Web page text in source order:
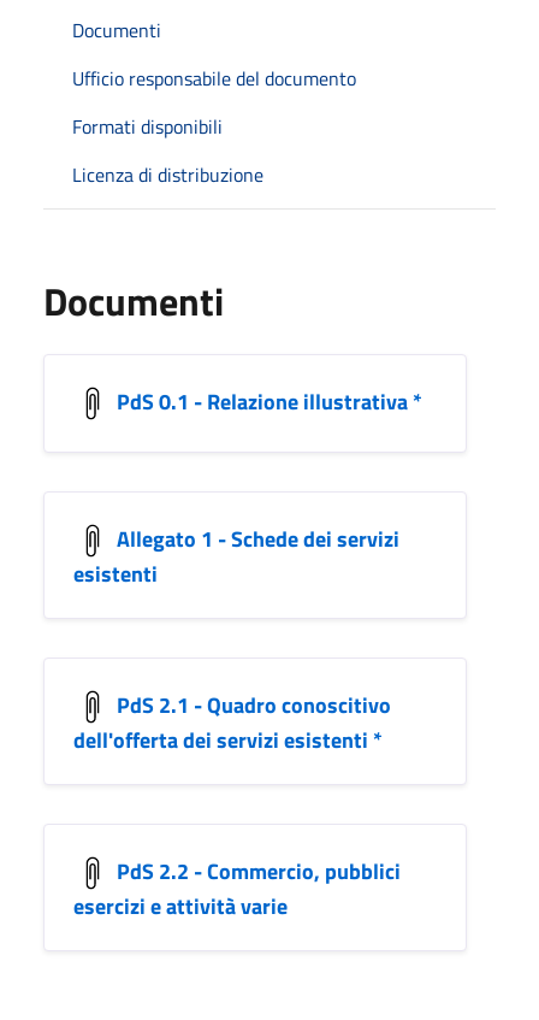
Documenti
Ufficio responsabile del documento
Formati disponibili
Licenza di distribuzione
Documenti
PdS 0.1 - Relazione illustrativa *
Allegato 1 - Schede dei servizi
esistenti
PdS 2.1 - Quadro conoscitivo
dell'offerta dei servizi esistenti *
PdS 2.2 - Commercio, pubblici
esercizi e attività varie